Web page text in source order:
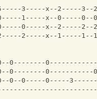
3-----x--2-----3--
1-----x--0-----0--
0-----x--2-----2--
2-----x--1-----1--
0--------
0--------0-----------
0--0-----0-----